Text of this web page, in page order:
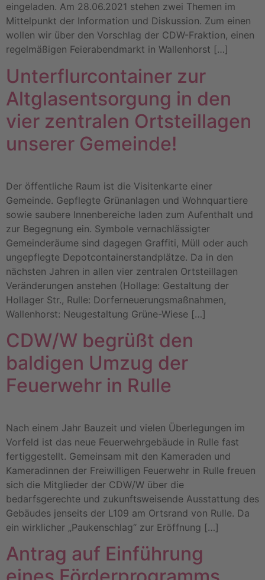
eingeladen. Am 28.06.2021 stehen zwei Themen im
Mittelpunkt der Information und Diskussion. Zum einen
wollen wir über den Vorschlag der CDW-Fraktion, einen
regelmäßigen Feierabendmarkt in Wallenhorst […]
Unterflurcontainer zur
Altglasentsorgung in den
vier zentralen Ortsteillagen
unserer Gemeinde!
Der öffentliche Raum ist die Visitenkarte einer
Gemeinde. Gepflegte Grünanlagen und Wohnquartiere
sowie saubere Innenbereiche laden zum Aufenthalt und
zur Begegnung ein. Symbole vernachlässigter
Gemeinderäume sind dagegen Graffiti, Müll oder auch
ungepflegte Depotcontainerstandplätze. Da in den
nächsten Jahren in allen vier zentralen Ortsteillagen
Veränderungen anstehen (Hollage: Gestaltung der
Hollager Str., Rulle: Dorferneuerungsmaßnahmen,
Wallenhorst: Neugestaltung Grüne-Wiese […]
CDW/W begrüßt den
baldigen Umzug der
Feuerwehr in Rulle
Nach einem Jahr Bauzeit und vielen Überlegungen im
Vorfeld ist das neue Feuerwehrgebäude in Rulle fast
fertiggestellt. Gemeinsam mit den Kameraden und
Kameradinnen der Freiwilligen Feuerwehr in Rulle freuen
sich die Mitglieder der CDW/W über die
bedarfsgerechte und zukunftsweisende Ausstattung des
Gebäudes jenseits der L109 am Ortsrand von Rulle. Da
ein wirklicher „Paukenschlag“ zur Eröffnung […]
Antrag auf Einführung